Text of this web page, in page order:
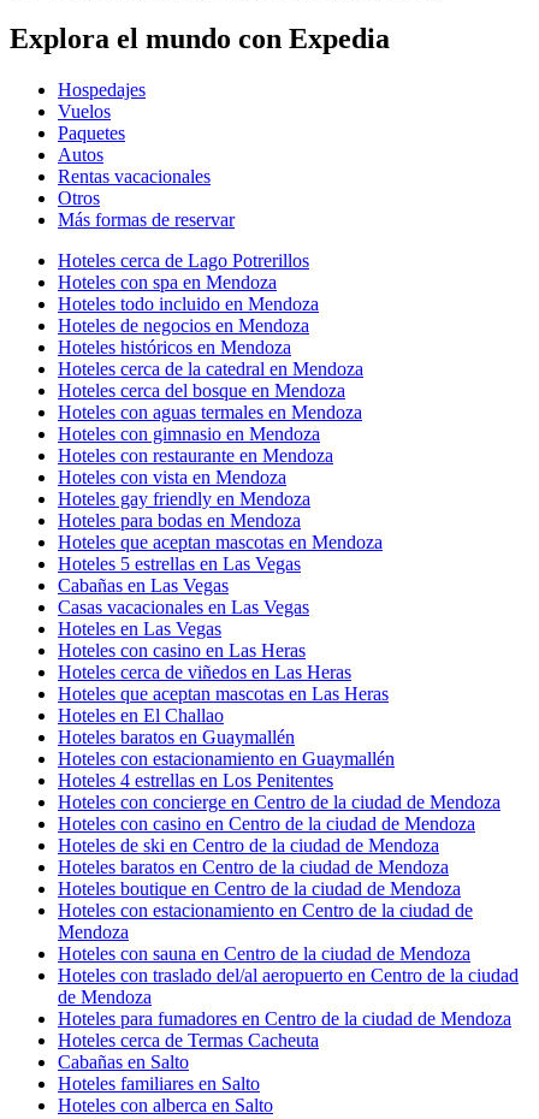
Explora el mundo con Expedia
Hospedajes
Vuelos
Paquetes
Autos
Rentas vacacionales
Otros
Más formas de reservar
Hoteles cerca de Lago Potrerillos
Hoteles con spa en Mendoza
Hoteles todo incluido en Mendoza
Hoteles de negocios en Mendoza
Hoteles históricos en Mendoza
Hoteles cerca de la catedral en Mendoza
Hoteles cerca del bosque en Mendoza
Hoteles con aguas termales en Mendoza
Hoteles con gimnasio en Mendoza
Hoteles con restaurante en Mendoza
Hoteles con vista en Mendoza
Hoteles gay friendly en Mendoza
Hoteles para bodas en Mendoza
Hoteles que aceptan mascotas en Mendoza
Hoteles 5 estrellas en Las Vegas
Cabañas en Las Vegas
Casas vacacionales en Las Vegas
Hoteles en Las Vegas
Hoteles con casino en Las Heras
Hoteles cerca de viñedos en Las Heras
Hoteles que aceptan mascotas en Las Heras
Hoteles en El Challao
Hoteles baratos en Guaymallén
Hoteles con estacionamiento en Guaymallén
Hoteles 4 estrellas en Los Penitentes
Hoteles con concierge en Centro de la ciudad de Mendoza
Hoteles con casino en Centro de la ciudad de Mendoza
Hoteles de ski en Centro de la ciudad de Mendoza
Hoteles baratos en Centro de la ciudad de Mendoza
Hoteles boutique en Centro de la ciudad de Mendoza
Hoteles con estacionamiento en Centro de la ciudad de
Mendoza
Hoteles con sauna en Centro de la ciudad de Mendoza
Hoteles con traslado del/al aeropuerto en Centro de la ciudad
de Mendoza
Hoteles para fumadores en Centro de la ciudad de Mendoza
Hoteles cerca de Termas Cacheuta
Cabañas en Salto
Hoteles familiares en Salto
Hoteles con alberca en Salto